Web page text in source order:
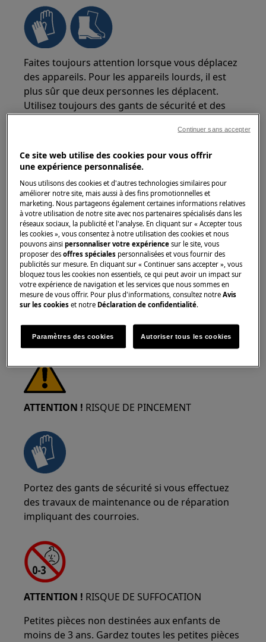
Faites toujours attention lorsque vous déplacez
des appareils. Pour les appareils lourds, il est
plus sûr que deux personnes les déplacent.
Utilisez toujours des gants de sécurité et des
sécurité en tout temps pour vous protéger des
ATTENTION !RISQUE DE BLESSURE OCULAIRE
Portez des lunettes de sécurité si vous effectuez
impliquant des ressorts.
ATTENTION ! RISQUE DE PINCEMENT
Portez des gants de sécurité si vous effectuez
des travaux de maintenance ou de réparation
impliquant des courroies.
ATTENTION ! RISQUE DE SUFFOCATION
Petites pièces non destinées aux enfants de
moins de 3 ans. Gardez toutes les petites pièces
Ce site web utilise des cookies pour vous offrir
une expérience personnalisée.
Nous utilisons des cookies et d'autres technologies similaires pour
améliorer notre site, mais aussi à des fins promotionnelles et
marketing. Nous partageons également certaines informations relatives
à votre utilisation de notre site avec nos partenaires spécialisés dans les
réseaux sociaux, la publicité et l'analyse. En cliquant sur « Accepter tous
les cookies », vous consentez à notre utilisation des cookies et nous
pouvons ainsipersonnaliser votre expériencesur le site, vous
proposer desoffres spéciales personnalisées et vous fournir des
publicités sur mesure. En cliquant sur « Continuer sans accepter », vous
bloquez tous les cookies non essentiels, ce qui peut avoir un impact sur
votre expérience de navigation et les services que nous sommes en
mesure de vous offrir. Pour plus d'informations, consultez notreAvis
sur les cookies et notre Déclaration de confidentialité.
Paramètres des cookies Autoriser tous les cookies
Continuer sans accepter